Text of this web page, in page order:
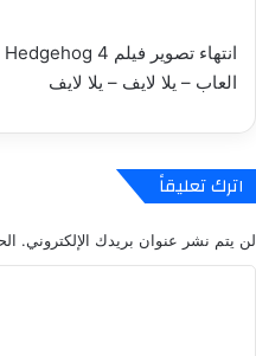
العاب – يلا لايف – يلا لايف
اترك تعليقاً
لن يتم نشر عنوان بريدك الإلكتروني.